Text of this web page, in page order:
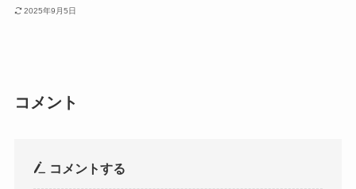
2025年9月5日
コメント
コメントする